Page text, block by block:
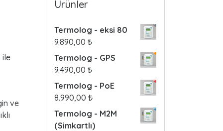
ile
ve
Ürünler
Termolog - eksi 80
9.890,00 ₺
Termolog - GPS
9.490,00 ₺
Termolog - PoE
8.990,00 ₺
Termolog - M2M
(Simkartlı)